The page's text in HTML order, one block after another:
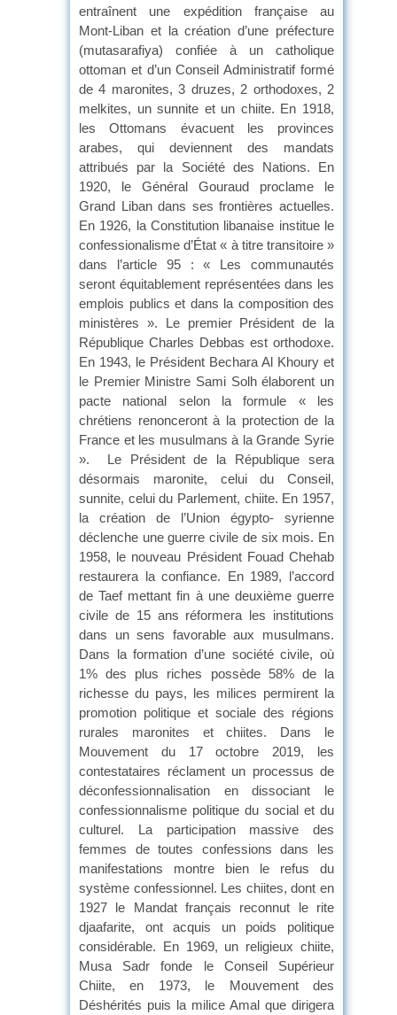
entraînent une expédition française au
Mont-Liban et la création d’une préfecture
(mutasarafiya) confiée à un catholique
ottoman et d’un Conseil Administratif formé
de 4 maronites, 3 druzes, 2 orthodoxes, 2
melkites, un sunnite et un chiite. En 1918,
les Ottomans évacuent les provinces
arabes, qui deviennent des mandats
attribués par la Société des Nations. En
1920, le Général Gouraud proclame le
Grand Liban dans ses frontières actuelles.
En 1926, la Constitution libanaise institue le
confessionalisme d’État « à titre transitoire »
dans l’article 95 : « Les communautés
seront équitablement représentées dans les
emplois publics et dans la composition des
ministères ». Le premier Président de la
République Charles Debbas est orthodoxe.
En 1943, le Président Bechara Al Khoury et
le Premier Ministre Sami Solh élaborent un
pacte national selon la formule « les
chrétiens renonceront à la protection de la
France et les musulmans à la Grande Syrie
». Le Président de la République sera
désormais maronite, celui du Conseil,
sunnite, celui du Parlement, chiite. En 1957,
la création de l’Union égypto- syrienne
déclenche une guerre civile de six mois. En
1958, le nouveau Président Fouad Chehab
restaurera la confiance. En 1989, l’accord
de Taef mettant fin à une deuxième guerre
civile de 15 ans réformera les institutions
dans un sens favorable aux musulmans.
Dans la formation d’une société civile, où
1% des plus riches possède 58% de la
richesse du pays, les milices permirent la
promotion politique et sociale des régions
rurales maronites et chiites. Dans le
Mouvement du 17 octobre 2019, les
contestataires réclament un processus de
déconfessionnalisation en dissociant le
confessionnalisme politique du social et du
culturel. La participation massive des
femmes de toutes confessions dans les
manifestations montre bien le refus du
système confessionnel. Les chiites, dont en
1927 le Mandat français reconnut le rite
djaafarite, ont acquis un poids politique
considérable. En 1969, un religieux chiite,
Musa Sadr fonde le Conseil Supérieur
Chiite, en 1973, le Mouvement des
Déshérités puis la milice Amal que dirigera